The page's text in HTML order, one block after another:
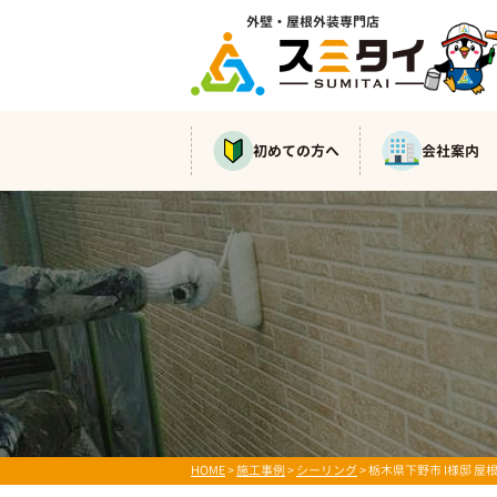
外壁・屋根外装専門店
初めての方へ 会社案内
HOME>施工事例>シーリング>栃木県下野市 I様邸 屋